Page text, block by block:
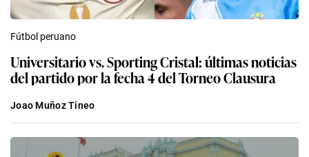
Fútbol peruano
Universitario vs. Sporting Cristal: últimas noticias
del partido por la fecha 4 del Torneo Clausura
Joao Muñoz Tineo